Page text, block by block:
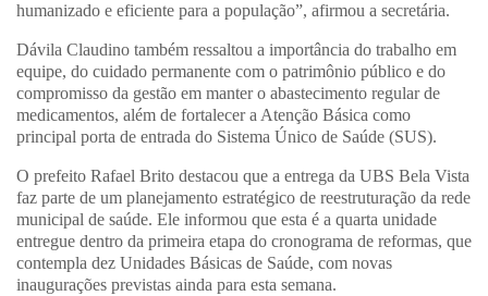
humanizado e eficiente para a população”, afirmou a secretária.
Dávila Claudino também ressaltou a importância do trabalho em
equipe, do cuidado permanente com o patrimônio público e do
compromisso da gestão em manter o abastecimento regular de
medicamentos, além de fortalecer a Atenção Básica como
principal porta de entrada do Sistema Único de Saúde (SUS).
O prefeito Rafael Brito destacou que a entrega da UBS Bela Vista
faz parte de um planejamento estratégico de reestruturação da rede
municipal de saúde. Ele informou que esta é a quarta unidade
entregue dentro da primeira etapa do cronograma de reformas, que
contempla dez Unidades Básicas de Saúde, com novas
inaugurações previstas ainda para esta semana.